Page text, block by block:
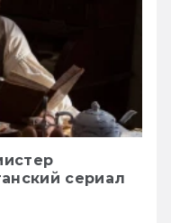
сериал